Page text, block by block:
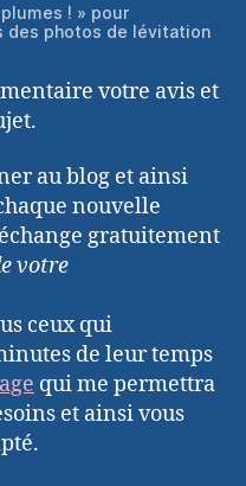
! » pour
des photos de lévitation
votre avis et
au blog et ainsi
nouvelle
gratuitement
votre
ceux qui
de leur temps
qui me permettra
et ainsi vous